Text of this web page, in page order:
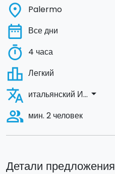
Детали предложения
place Palermo
date_range Все дни
timer 4 часа
leaderboard Легкий
translate итальянский И... arrow_drop_down
people_alt мин. 2 человек